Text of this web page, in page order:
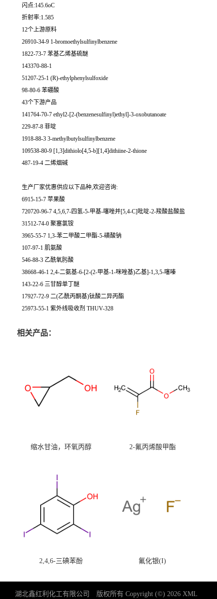
闪点:145.6oC
折射率:1.585
12个上游原料
26910-34-9 1-bromoethylsulfinylbenzene
1822-73-7 苯基乙烯基硫醚
143370-88-1
51207-25-1 (R)-ethylphenylsulfoxide
98-80-6 苯硼酸
43个下游产品
141764-70-7 ethyl2-[2-(benzenesulfinyl)ethyl]-3-oxobutanoate
229-87-8 菲啶
1918-88-3 3-methylbutylsulfinylbenzene
109538-80-9 [1,3]dithiolo[4,5-b][1,4]dithiine-2-thione
487-19-4 二烯烟碱
生产厂家优惠供应以下品种,欢迎咨询:
6915-15-7 苹果酸
720720-96-7 4,5,6,7-四氢-5-甲基-噻唑并[5,4-C]吡啶-2-羧酸盐酸盐
31512-74-0 聚塞氯铵
3965-55-7 1,3-苯二甲酸二甲酯-5-磺酸钠
107-97-1 肌氨酸
546-88-3 乙酰氧肟酸
38668-46-1 2,4-二氨基-6-[2-(2-甲基-1-咪唑基)乙基]-1,3,5-噻嗪
143-22-6 三甘醇单丁醚
17927-72-9 二(乙酰丙酮基)钛酸二异丙酯
25973-55-1 紫外线吸收剂 THUV-328
相关产品：
缩水甘油，环氧丙醇 2-氟丙烯酸甲酯
2,4,6-三碘苯酚 氟化银(I)
湖北鑫红利化工有限公司 版权所有 Copyright (©) 2026 XML